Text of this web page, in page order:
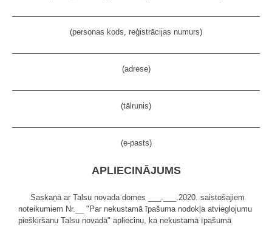
(personas kods, reģistrācijas numurs)
(adrese)
(tālrunis)
(e-pasts)
APLIECINĀJUMS
Saskaņā ar Talsu novada domes ___.___.2020. saistošajiem
noteikumiem Nr.__ "Par nekustamā īpašuma nodokļa atvieglojumu
piešķiršanu Talsu novadā" apliecinu, ka nekustamā īpašumā